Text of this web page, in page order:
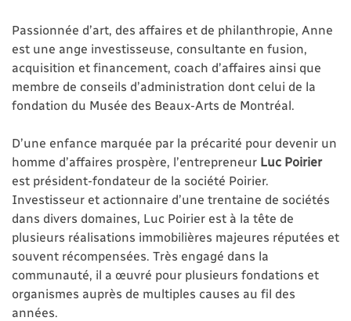
Passionnée d’art, des affaires et de philanthropie, Anne
est une ange investisseuse, consultante en fusion,
acquisition et financement, coach d’affaires ainsi que
membre de conseils d’administration dont celui de la
fondation du Musée des Beaux-Arts de Montréal.
D’une enfance marquée par la précarité pour devenir un
homme d’affaires prospère, l’entrepreneur Luc Poirier
est président-fondateur de la société Poirier.
Investisseur et actionnaire d’une trentaine de sociétés
dans divers domaines, Luc Poirier est à la tête de
plusieurs réalisations immobilières majeures réputées et
souvent récompensées. Très engagé dans la
communauté, il a œuvré pour plusieurs fondations et
organismes auprès de multiples causes au fil des
années.